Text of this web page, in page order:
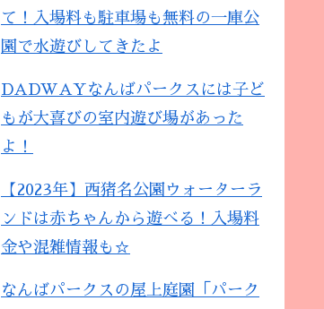
て！入場料も駐車場も無料の一庫公
園で水遊びしてきたよ
DADWAYなんばパークスには子ど
もが大喜びの室内遊び場があった
よ！
【2023年】西猪名公園ウォーターラ
ンドは赤ちゃんから遊べる！入場料
金や混雑情報も☆
なんばパークスの屋上庭園「パーク